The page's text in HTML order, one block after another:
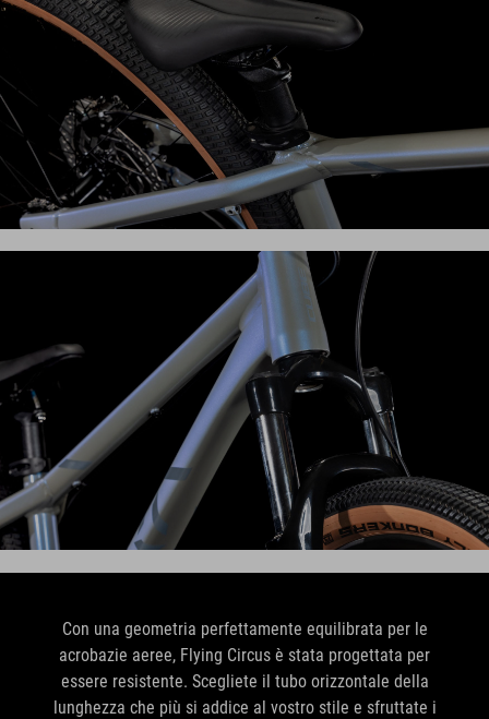
Con una geometria perfettamente equilibrata per le
acrobazie aeree, Flying Circus è stata progettata per
essere resistente. Scegliete il tubo orizzontale della
lunghezza che più si addice al vostro stile e sfruttate i